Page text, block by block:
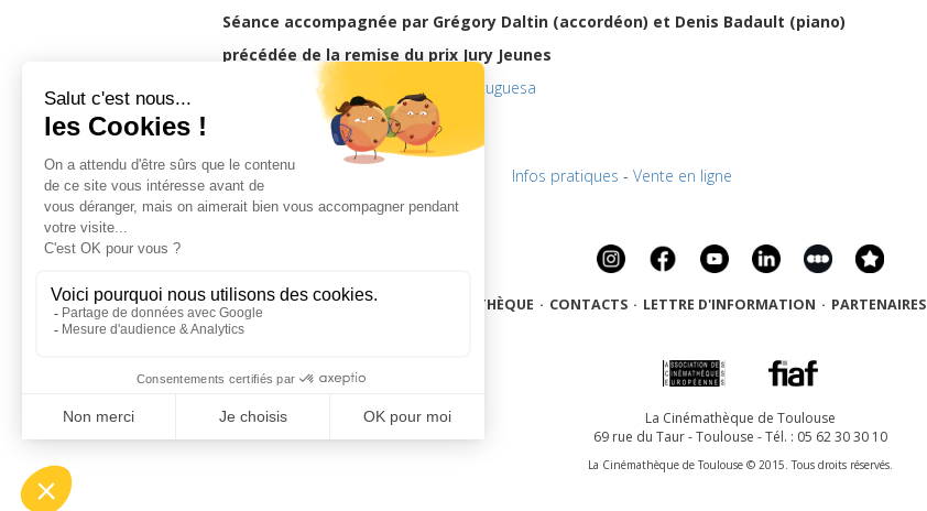
Séance accompagnée par Grégory Daltin (accordéon) et Denis Badault (piano)
précédée de la remise du prix Jury Jeunes
Un film choisi par la
Cinemateca Portuguesa
samedi 11 novembre 2017, 21h30 Infos pratiques - Vente en ligne
LA CINÉMATHÈQUE · CONTACTS · LETTRE D'INFORMATION · PARTENAIRES
La Cinémathèque de Toulouse
69 rue du Taur - Toulouse - Tél. : 05 62 30 30 10
La Cinémathèque de Toulouse © 2015. Tous droits réservés.